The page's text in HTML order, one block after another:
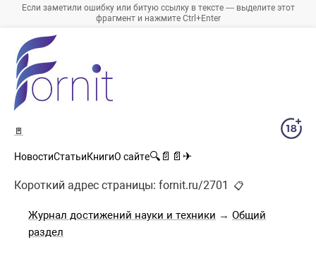
Если заметили ошибку или битую ссылку в тексте — выделите этот
фрагмент и нажмите Ctrl+Enter
🚪
НовостиСтатьиКнигиО сайте🔍 📄 📄 ✈
Короткий адрес страницы: fornit.ru/2701 📋
Журнал достижений науки и техники → Общий
раздел